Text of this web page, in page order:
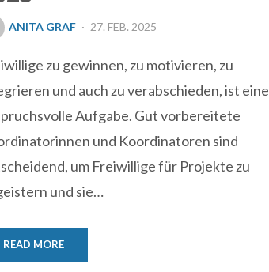
ANITA GRAF
POSTED
27. FEB. 2025
zu gewinnen, zu motivieren, zu
und auch zu verabschieden, ist eine
Aufgabe. Gut vorbereitete
und Koordinatoren sind
um Freiwillige für Projekte zu
und sie…
READ MORE